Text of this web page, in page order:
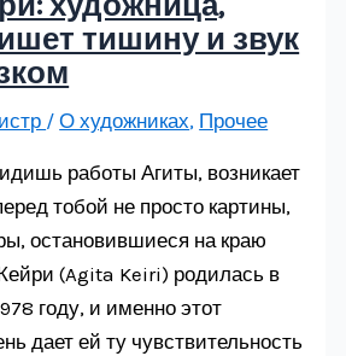
тишину и звук
/О художниках, Прочее
работы Агиты, возникает
тобой не просто картины,
остановившиеся на краю
(Agita Keiri) родилась в
году, и именно этот
дает ей ту чувствительность